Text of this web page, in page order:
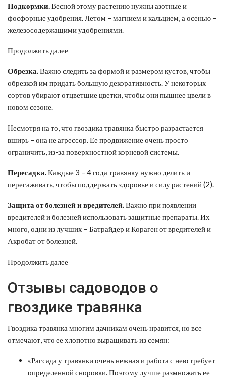
Подкормки.Весной этому растению нужны азотные и
фосфорные удобрения. Летом – магнием и кальцием, а осенью –
железосодержащими удобрениями.
Продолжить далее
Обрезка.Важно следить за формой и размером кустов, чтобы
обрезкой им придать большую декоративность. У некоторых
сортов убирают отцветшие цветки, чтобы они пышнее цвели в
новом сезоне.
Несмотря на то, что гвоздика травянка быстро разрастается
вширь – она не агрессор. Ее продвижение очень просто
ограничить, из-за поверхностной корневой системы.
Пересадка.Каждые 3 – 4 года травянку нужно делить и
пересаживать, чтобы поддержать здоровье и силу растений (2).
Защита от болезней и вредителей.Важно при появлении
вредителей и болезней использовать защитные препараты. Их
много, одни из лучших – Батрайдер и Кораген от вредителей и
Акробат от болезней.
Продолжить далее
Отзывы садоводов о
гвоздике травянка
Гвоздика травянка многим дачникам очень нравится, но все
отмечают, что ее хлопотно выращивать из семян:
«Рассада у травянки очень нежная и работа с нею требует
определенной сноровки. Поэтому лучше размножать ее